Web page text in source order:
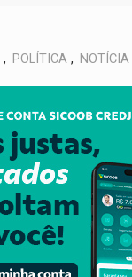
, POLÍTICA , NOTÍCIA